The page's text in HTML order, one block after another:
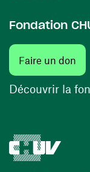
Fondation
Faire un don
Découvrir la